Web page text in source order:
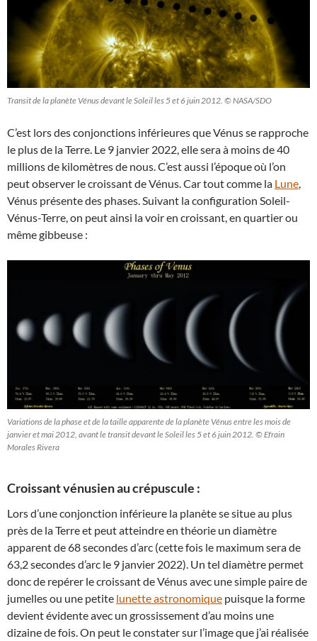
Transit de la planète Vénus devant le Soleil les 5 et 6 juin 2012. © NASA/SDO
C’est lors des conjonctions inférieures que Vénus se rapproche
le plus de la Terre. Le 9 janvier 2022, elle sera à moins de 40
millions de kilomètres de nous. C’est aussi l’époque où l’on
peut observer le croissant de Vénus. Car tout comme la Lune,
Vénus présente des phases. Suivant la configuration Soleil-
Vénus-Terre, on peut ainsi la voir en croissant, en quartier ou
même gibbeuse :
Variations de la phase et de la taille apparente de la planète Vénus entre les mois de
janvier et mai 2012, avant le transit devant le Soleil les 5 et 6 juin 2012. © Efrain
Morales Rivera
Croissant vénusien au crépuscule :
Lors d’une conjonction inférieure la planète se situe au plus
près de la Terre et peut atteindre en théorie un diamètre
apparent de 68 secondes d’arc (cette fois le maximum sera de
63,2 secondes d’arc le 9 janvier 2022). Un tel diamètre permet
donc de repérer le croissant de Vénus avec une simple paire de
jumelles ou une petite lunette astronomique puisque la forme
devient évidente avec un grossissement d’au moins une
dizaine de fois. On peut le constater sur l’image que j’ai réalisée